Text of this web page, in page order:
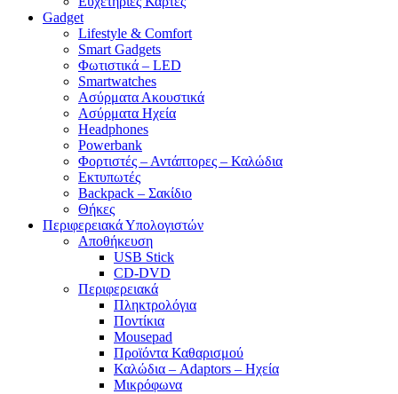
Gadget
Lifestyle & Comfort
Smart Gadgets
Φωτιστικά – LED
Smartwatches
Ασύρματα Ακουστικά
Ασύρματα Ηχεία
Headphones
Powerbank
Φορτιστές – Αντάπτορες – Καλώδια
Εκτυπωτές
Backpack – Σακίδιο
Θήκες
Περιφερειακά Υπολογιστών
Αποθήκευση
USB Stick
CD-DVD
Περιφερειακά
Πληκτρολόγια
Ποντίκια
Mousepad
Προϊόντα Καθαρισμού
Καλώδια – Adaptors – Ηχεία
Μικρόφωνα